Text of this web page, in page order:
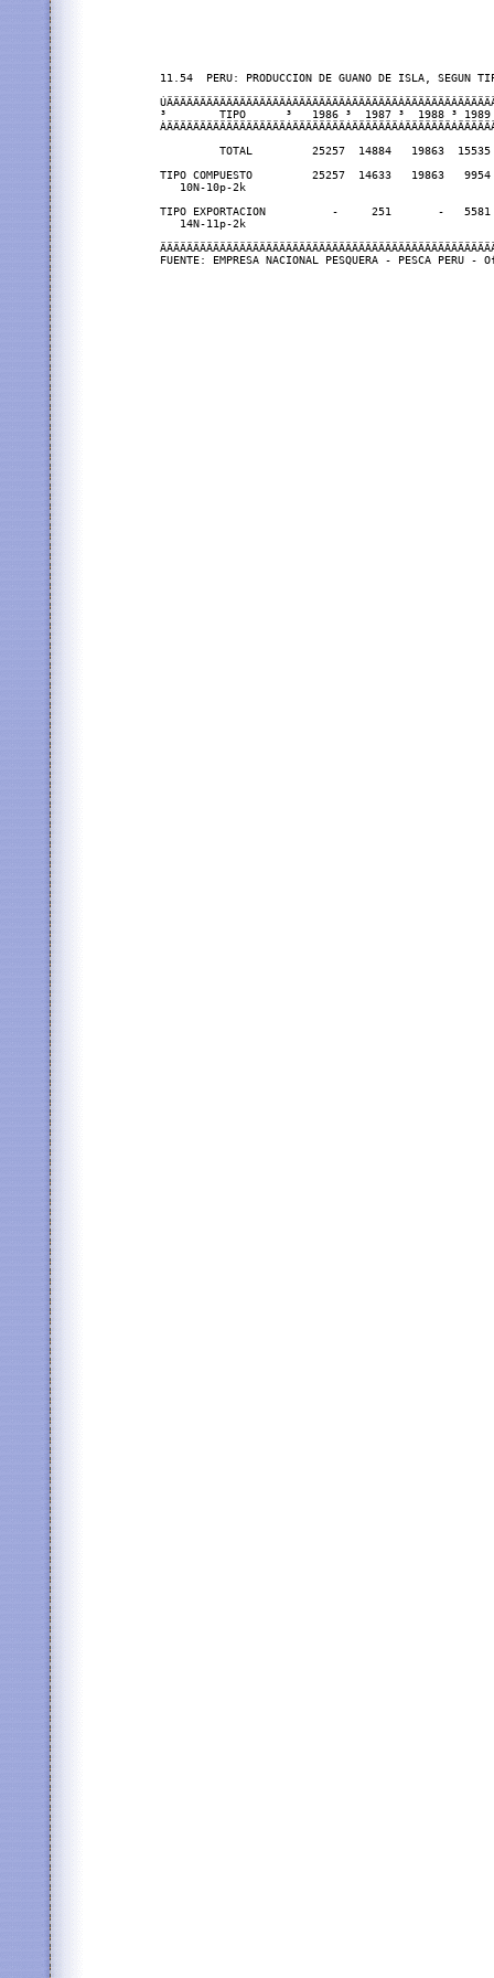
11.54  PERU: PRODUCCION DE GUANO DE ISLA,
³        TIPO      ³   1986 ³  1987 ³  1988 ³ 1989
TOTAL         25257  14884   19863
TIPO COMPUESTO         25257  14633   19863
   10N-10p-2k
TIPO EXPORTACION          -     251       -
   14N-11p-2k
FUENTE: EMPRESA NACIONAL